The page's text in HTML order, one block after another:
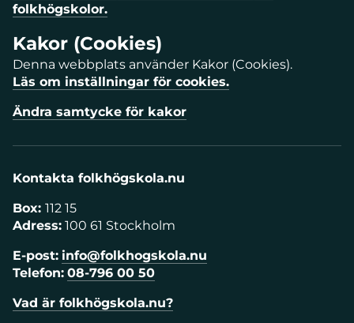
folkhögskolor.
Kakor (Cookies)
Denna webbplats använder Kakor (Cookies).
Läs om inställningar för cookies.
Ändra samtycke för kakor
Kontakta folkhögskola.nu
Box: 112 15
Adress: 100 61 Stockholm
E-post: info@folkhogskola.nu
Telefon: 08-796 00 50
Vad är folkhögskola.nu?